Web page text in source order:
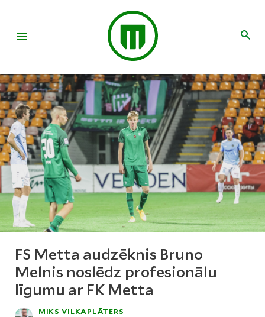
FS Metta audzēknis Bruno
Melnis noslēdz profesionālu
līgumu ar FK Metta
MIKS VILKAPLĀTERS